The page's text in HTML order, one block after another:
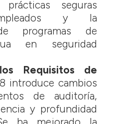
seguras
y la
programas de
en seguridad
Requisitos de
introduce cambios
de auditoría,
y profundidad